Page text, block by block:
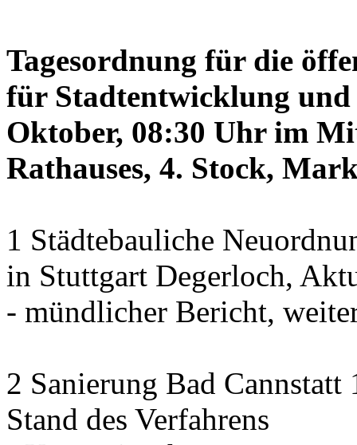
Tagesordnung für die
für Stadtentwicklung und
Oktober, 08:30 Uhr im
Rathauses, 4. Stock,
1 Städtebauliche
in Stuttgart Degerloch,
- mündlicher Bericht,
2 Sanierung Bad
Stand des Verfahrens